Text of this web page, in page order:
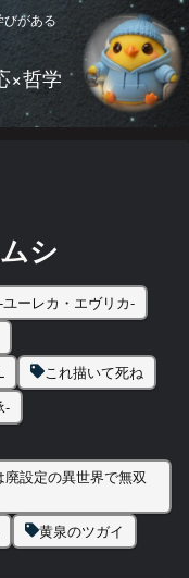
びがある
×哲学
シ
ーレカ・エヴリカ-
これ描いて死ね
-
設定の異世界で無双
黄泉のツガイ